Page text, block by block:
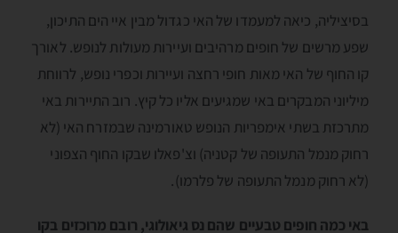
בסיציליה, כיאה למעמדו של האי כגדול מבין איי הים התיכון,
שפע מרשים של חופים מרהיבים ועיירות מעולות לנופש. לאורך
קו החוף של האי מאות חופי רחצה ועיירות וכפרי נופש, לרווחת
מיליוני המבקרים באי שמגיעים אליו כל קיץ. רוב התיירות באי
מתרכזת בשתי אימפריות הנופש טאורמינה שבמזרח האי (לא
רחוק מנמל התעופה של קטניה) וצ'פאלו שבקו החוף הצפוני
(לא רחוק מנמל התעופה של פלרמו).
באי כמה חופים טבעיים שהם נס גיאולוגי, רובם מרוכזים בקו